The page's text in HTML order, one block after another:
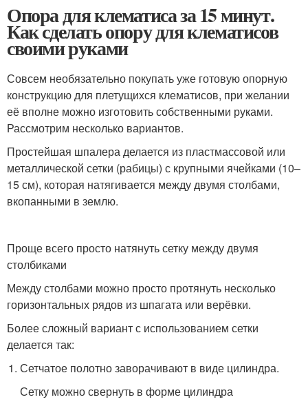
Опора для клематиса за 15 минут.
Как сделать опору для клематисов
своими руками
Совсем необязательно покупать уже готовую опорную
конструкцию для плетущихся клематисов, при желании
её вполне можно изготовить собственными руками.
Рассмотрим несколько вариантов.
Простейшая шпалера делается из пластмассовой или
металлической сетки (рабицы) с крупными ячейками (10–
15 см), которая натягивается между двумя столбами,
вкопанными в землю.
Проще всего просто натянуть сетку между двумя
столбиками
Между столбами можно просто протянуть несколько
горизонтальных рядов из шпагата или верёвки.
Более сложный вариант с использованием сетки
делается так:
Сетчатое полотно заворачивают в виде цилиндра.
Сетку можно свернуть в форме цилиндра